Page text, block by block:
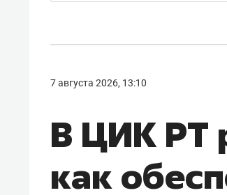
7 августа 2026, 13:10
В ЦИК РТ
как